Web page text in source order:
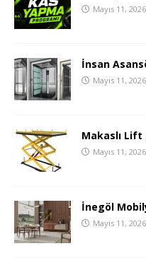
Mayıs 11, 2026
İnsan
Mayıs 11, 2026
Makaslı Lift
Mayıs 11, 2026
İnegöl
Mayıs 11, 2026